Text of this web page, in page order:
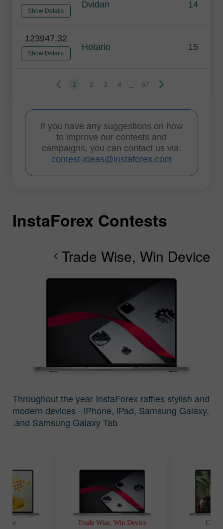
14
Dvidan
Show Details
15
Hotario
123947.32
Show Details
1 2 3 4 .. 67
If you have any suggestions on how
to improve our contests and
campaigns, you can contact us via:
contest-ideas@instaforex.com
InstaForex Contests
Trade Wise, Win Device
chevron_right
Throughout the year InstaForex raffles stylish and
modern devices - iPhone, iPad, Samsung Galaxy,
and Samsung Galaxy Tab.
Race Trade Wise, Win Device